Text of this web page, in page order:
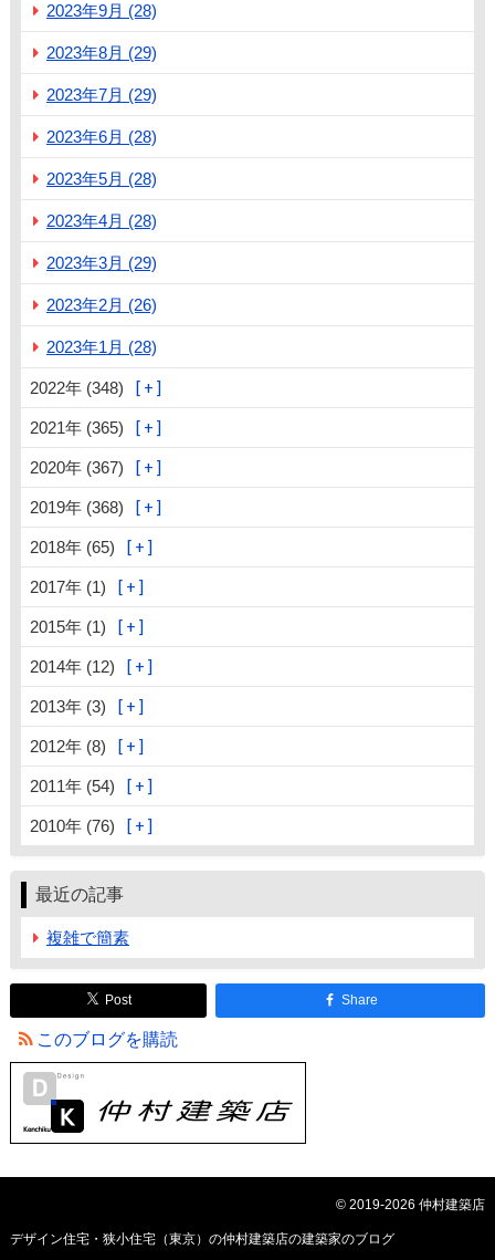
2023年9月 (28)
2023年8月 (29)
2023年7月 (29)
2023年6月 (28)
2023年5月 (28)
2023年4月 (28)
2023年3月 (29)
2023年2月 (26)
2023年1月 (28)
2022年 (348)
2021年 (365)
2020年 (367)
2019年 (368)
2018年 (65)
2017年 (1)
2015年 (1)
2014年 (12)
2013年 (3)
2012年 (8)
2011年 (54)
2010年 (76)
最近の記事
複雑で簡素
Post Share
このブログを購読
© 2019-2026 仲村建築店
デザイン住宅・狭小住宅（東京）の仲村建築店の建築家のブログ